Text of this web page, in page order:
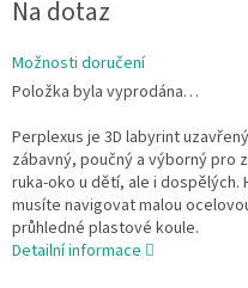
cena:
Na dotaz
Možnosti doručení
Položka byla vyprodána…
Perplexus je 3D labyrint
zábavný, poučný a výborný pro
ruka-oko u dětí, ale i
musíte navigovat malou
průhledné plastové koule.
Detailní informace